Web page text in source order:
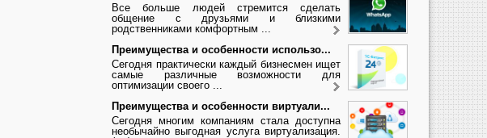
Все больше людей стремится сделать
общение с друзьями и близкими
родственниками комфортным ...
Преимущества и особенности использо...
Сегодня практически каждый бизнесмен ищет
самые различные возможности для
оптимизации своего ...
Преимущества и особенности виртуали...
Сегодня многим компаниям стала доступна
необычайно выгодная услуга виртуализация.